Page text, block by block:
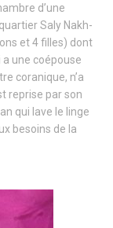
d’une
Saly Nakh-
et 4 filles) dont
une coépouse
coranique, n’a
reprise par son
qui lave le linge
besoins de la